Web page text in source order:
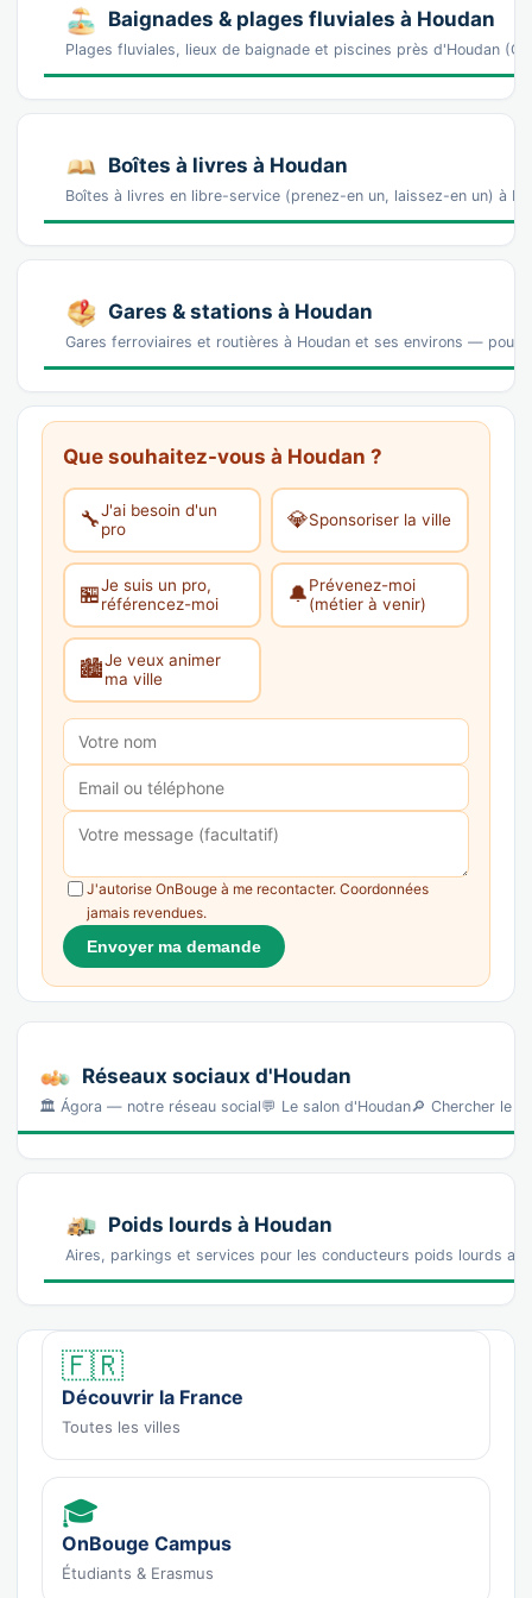
Baignades & plages fluviales à Houdan
Plages fluviales, lieux de baignade et piscines près d'Houdan
Boîtes à livres à Houdan
Boîtes à livres en libre-service (prenez-en un, laissez-en un) à
Gares & stations à Houdan
Gares ferroviaires et routières à Houdan et ses environs — pour
Que souhaitez-vous à Houdan ?
🔧J'ai besoin d'un
pro
💎Sponsoriser la ville
🏪Je suis un pro,
référencez-moi
🔔Prévenez-moi
(métier à venir)
🏙️Je veux animer
ma ville
J'autorise OnBouge à me recontacter. Coordonnées
jamais revendues.
Envoyer ma demande
Réseaux sociaux d'Houdan
🏛️ Ágora — notre réseau social💬 Le salon d'Houdan🔎 Chercher le
Poids lourds à Houdan
Aires, parkings et services pour les conducteurs poids lourds
🇫🇷
Découvrir la France
Toutes les villes
🎓
OnBouge Campus
Étudiants & Erasmus